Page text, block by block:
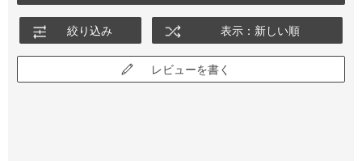
絞り込み 表示：新しい順
レビューを書く